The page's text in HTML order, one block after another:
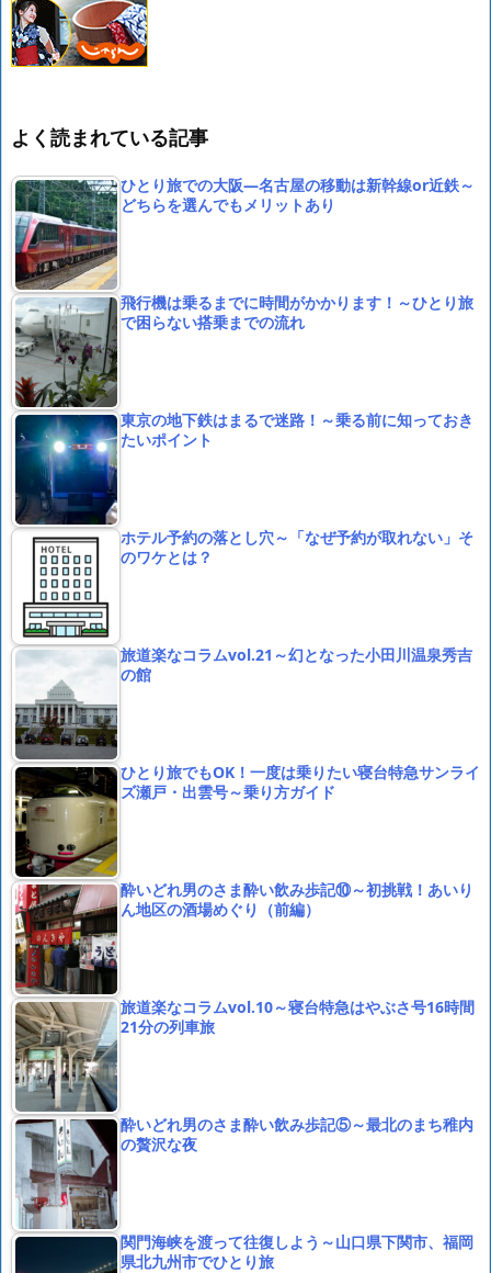
よく読まれている記事
ひとり旅での大阪―名古屋の移動は新幹線or近鉄～
どちらを選んでもメリットあり
飛行機は乗るまでに時間がかかります！～ひとり旅
で困らない搭乗までの流れ
東京の地下鉄はまるで迷路！～乗る前に知っておき
たいポイント
ホテル予約の落とし穴～「なぜ予約が取れない」そ
のワケとは？
旅道楽なコラムvol.21～幻となった小田川温泉秀吉
の館
ひとり旅でもOK！一度は乗りたい寝台特急サンライ
ズ瀬戸・出雲号～乗り方ガイド
酔いどれ男のさま酔い飲み歩記⑩～初挑戦！あいり
ん地区の酒場めぐり（前編）
旅道楽なコラムvol.10～寝台特急はやぶさ号16時間
21分の列車旅
酔いどれ男のさま酔い飲み歩記⑤～最北のまち稚内
の贅沢な夜
関門海峡を渡って往復しよう～山口県下関市、福岡
県北九州市でひとり旅